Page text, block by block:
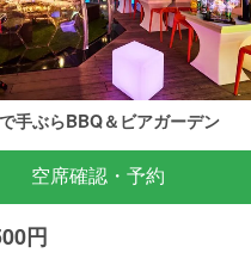
手ぶらBBQ＆ビアガーデン
空席確認・予約
円